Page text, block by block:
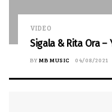
VIDEO
Sigala & Rita Ora –
BY MB MUSIC 04/08/2021